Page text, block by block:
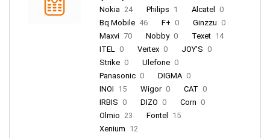
Nokia 24 Philips 1 Alcatel
0
Bq Mobile 46 F+ 0 Ginzzu 0
Maxvi 70 Nobby 0 Texet 14
ITEL 0 Vertex 0 JOY'S 0
Strike 0 Ulefone 0
Panasonic 0 DIGMA 0
INOI 15 Wigor 0 CAT 0
IRBIS 0 DIZO 0 Corn 0
Olmio 23 Fontel
15
Xenium 12